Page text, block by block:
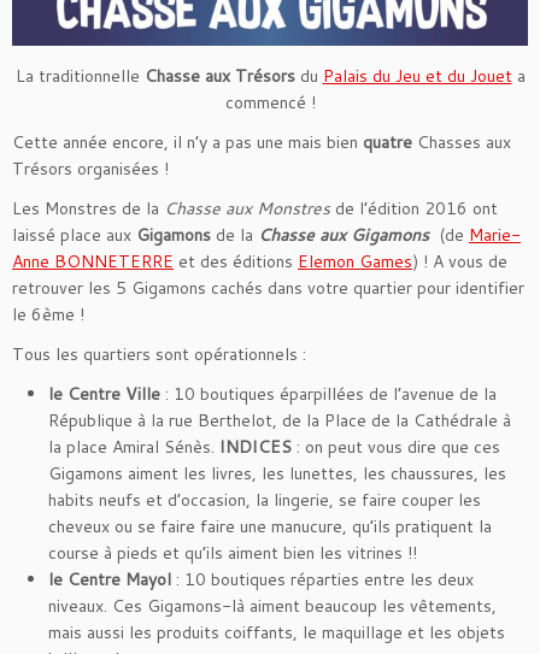
La traditionnelle Chasse aux Trésorsdu Palais du Jeu et du Joueta
commencé !
Cette année encore, il n’y a pas une mais bien quatre Chasses aux
Trésors organisées !
Les Monstres de la Chasse aux Monstresde l’édition 2016 ont
laissé place aux Gigamons de la Chasse aux Gigamons(de Marie-
Anne BONNETERRE et des éditions Elemon Games) ! A vous de
retrouver les 5 Gigamons cachés dans votre quartier pour identifier
le 6ème !
Tous les quartiers sont opérationnels :
le Centre Ville : 10 boutiques éparpillées de l’avenue de la
République à la rue Berthelot, de la Place de la Cathédrale à
la place Amiral Sénès. INDICES : on peut vous dire que ces
Gigamons aiment les livres, les lunettes, les chaussures, les
habits neufs et d’occasion, la lingerie, se faire couper les
cheveux ou se faire faire une manucure, qu’ils pratiquent la
course à pieds et qu’ils aiment bien les vitrines !!
le Centre Mayol : 10 boutiques réparties entre les deux
niveaux. Ces Gigamons-là aiment beaucoup les vêtements,
mais aussi les produits coiffants, le maquillage et les objets